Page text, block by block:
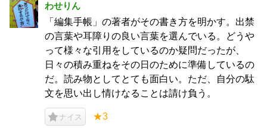
わせりん
「編集手帳」の著者がその書き方を明かす。出禁
の言葉や耳障りの良い言葉を選んでいる。どうや
って様々な引用をしているのか疑問だったが、
日々の積み重ねをその日のために準備しているの
だ。読み物としてとても面白い。ただ、自分の駄
文を思い出し情けなることは請け負う。
ナイス ★3